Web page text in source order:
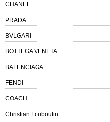
CHANEL
PRADA
BVLGARI
BOTTEGA VENETA
BALENCIAGA
FENDI
COACH
Christian Louboutin